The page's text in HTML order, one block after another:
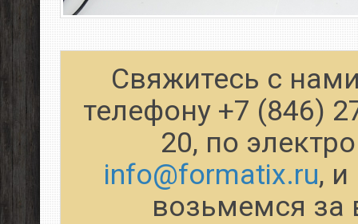
Свяжитесь с
телефону +7 (846)
20, по
info@formatix.ru,
возьмемся за